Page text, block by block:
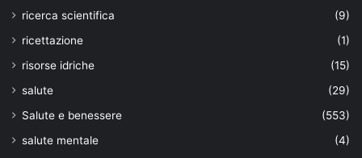
ricerca scientifica
(9)
ricettazione
(1)
risorse idriche
(15)
salute
(29)
Salute e benessere
(553)
salute mentale
(4)